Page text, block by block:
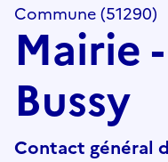
Commune (51290)
Mairie
Bussy
Contact général